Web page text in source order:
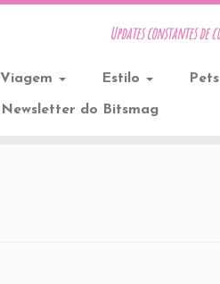
Updates constantes de
Viagem Estilo Pets
Newsletter do Bitsmag